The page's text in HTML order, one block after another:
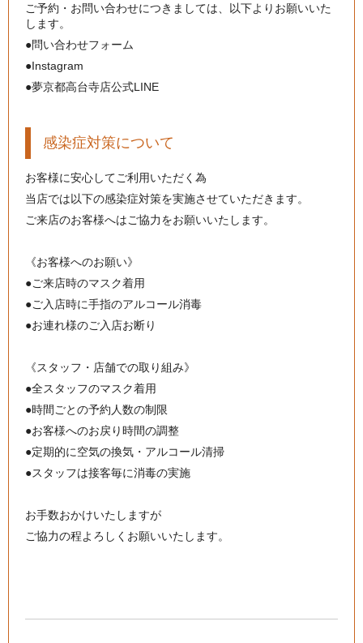
ご予約・お問い合わせにつきましては、以下よりお願いいた
します。
●問い合わせフォーム
●Instagram
●夢京都高台寺店公式LINE
感染症対策について
お客様に安心してご利用いただく為
当店では以下の感染症対策を実施させていただきます。
ご来店のお客様へはご協力をお願いいたします。
《お客様へのお願い》
●ご来店時のマスク着用
●ご入店時に手指のアルコール消毒
●お連れ様のご入店お断り
《スタッフ・店舗での取り組み》
●全スタッフのマスク着用
●時間ごとの予約人数の制限
●お客様へのお戻り時間の調整
●定期的に空気の換気・アルコール清掃
●スタッフは接客毎に消毒の実施
お手数おかけいたしますが
ご協力の程よろしくお願いいたします。